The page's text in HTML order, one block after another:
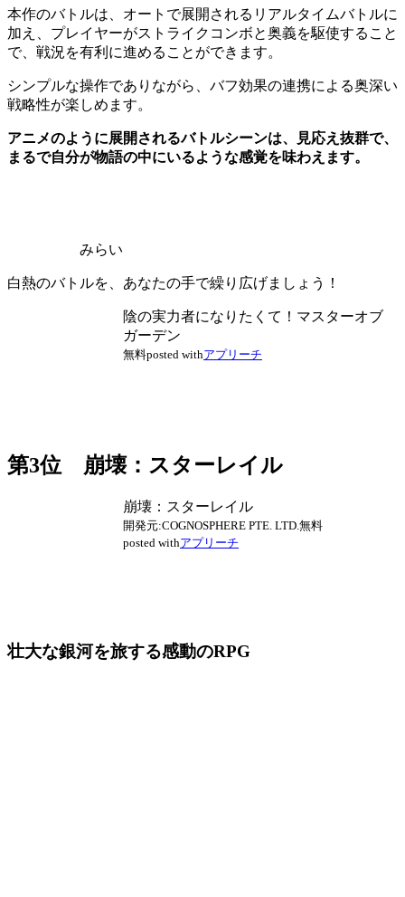
本作のバトルは、オートで展開されるリアルタイムバトルに
加え、プレイヤーがストライクコンボと奥義を駆使すること
で、戦況を有利に進めることができます。
シンプルな操作でありながら、バフ効果の連携による奥深い
戦略性が楽しめます。
アニメのように展開されるバトルシーンは、見応え抜群で、
まるで自分が物語の中にいるような感覚を味わえます。
みらい
白熱のバトルを、あなたの手で繰り広げましょう！
陰の実力者になりたくて！マスターオブ
ガーデン
無料posted withアプリーチ
第3位 崩壊：スターレイル
崩壊：スターレイル
開発元:COGNOSPHERE PTE. LTD.無料
posted withアプリーチ
壮大な銀河を旅する感動のRPG